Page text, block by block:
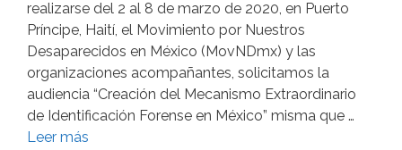
realizarse del 2 al 8 de marzo de 2020, en Puerto
Príncipe, Haití, el Movimiento por Nuestros
Desaparecidos en México (MovNDmx) y las
organizaciones acompañantes, solicitamos la
audiencia “Creación del Mecanismo Extraordinario
de Identificación Forense en México” misma que …
Leer más